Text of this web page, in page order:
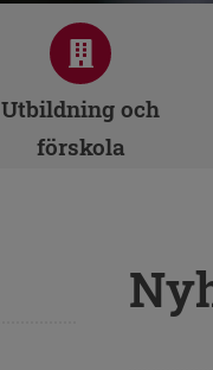
Utbildning och
förskola